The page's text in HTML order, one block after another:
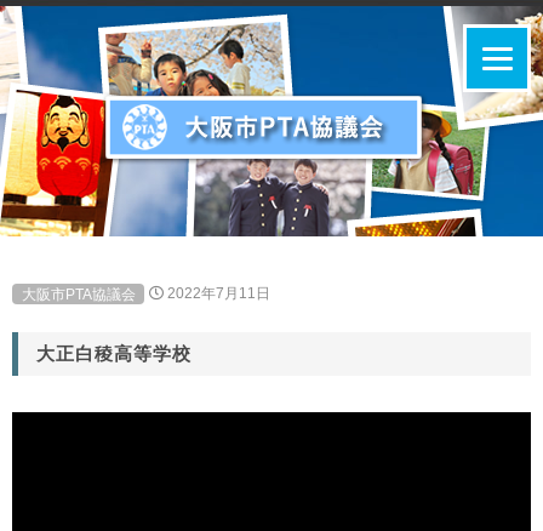
大阪市PTA協議会 2022年7月11日
大正白稜高等学校